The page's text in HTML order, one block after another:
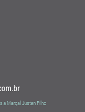
a Marçal Justen Filho